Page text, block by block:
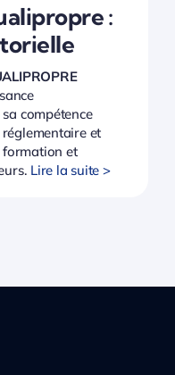
:
compétence
et
formation et
Lire la suite >